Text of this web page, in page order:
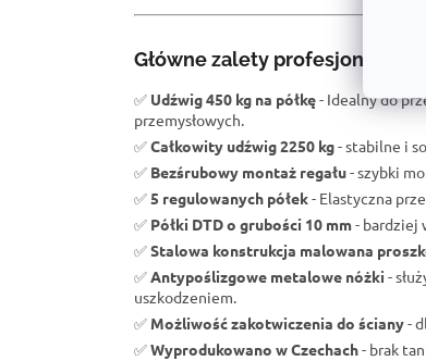
Główne zalety profesjonalnego
✅ Udźwig 450 kg na półkę- Idealny do
przemysłowych.
✅Całkowity udźwig 2250 kg- stabilne i
✅ Bezśrubowy montaż regału- szybki
✅5 regulowanych półek- Elastyczna
✅ Półki DTD o grubości 10 mm- bardziej
✅Stalowa konstrukcja malowana
✅Antypoślizgowe metalowe nóżki -
uszkodzeniem.
✅ Możliwość zakotwiczenia do ściany-
✅Wyprodukowano w Czechach- brak